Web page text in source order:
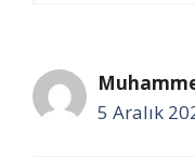
5 Aralık